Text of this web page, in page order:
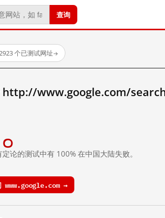
查询
个已测试网址→
http://www.google.com/
论的测试中有 100% 在中国大陆失败。
www.google.com →